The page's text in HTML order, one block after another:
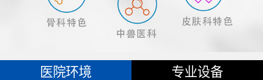
医院环境 专业设备